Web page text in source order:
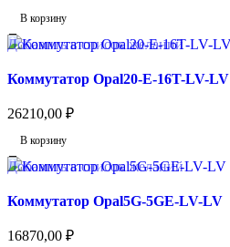
В корзину
Добавить в список желаний
Коммутатор Opal20-E-16T-LV-LV
26210,00 ₽
В корзину
Добавить в список желаний
Коммутатор Opal5G-5GE-LV-LV
16870,00 ₽